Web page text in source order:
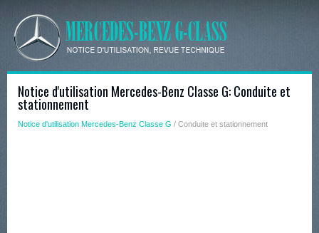
Notice d'utilisation Mercedes-Benz Classe G: Conduite et
stationnement
Notice d'utilisation Mercedes-Benz Classe G / Conduite et stationnement